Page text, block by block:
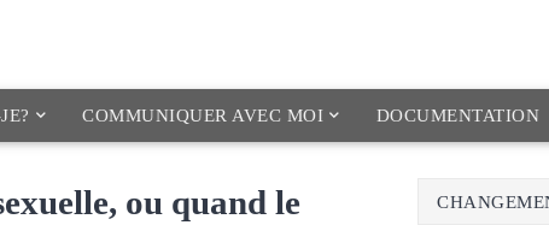
COMMUNIQUER AVEC MOI DOCUMENTATION
ou quand le